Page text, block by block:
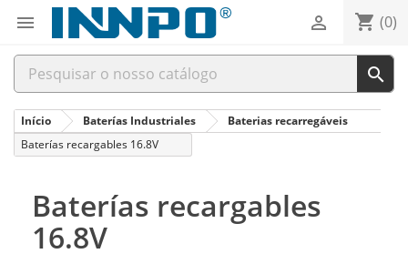
 shopping_cart (0)


Início Baterías Industriales
Baterias recarregáveis
Baterías recargables 16.8V
Baterías recargables
16.8V